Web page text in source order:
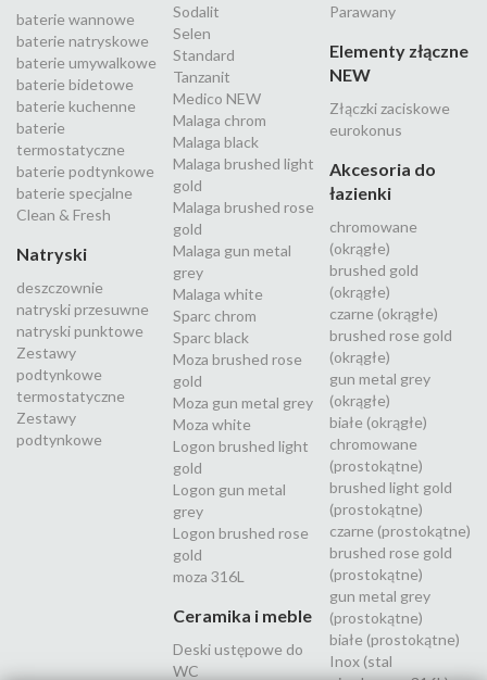
baterie wannowe
baterie natryskowe
baterie umywalkowe
baterie bidetowe
baterie kuchenne
baterie
termostatyczne
baterie podtynkowe
baterie specjalne
Clean & Fresh
Natryski
deszczownie
natryski przesuwne
natryski punktowe
Zestawy
podtynkowe
termostatyczne
Zestawy
podtynkowe
Sodalit
Selen
Standard
Tanzanit
Medico NEW
Malaga chrom
Malaga black
Malaga brushed light
gold
Malaga brushed rose
gold
Malaga gun metal
grey
Malaga white
Sparc chrom
Sparc black
Moza brushed rose
gold
Moza gun metal grey
Moza white
Logon brushed light
gold
Logon gun metal
grey
Logon brushed rose
gold
moza 316L
Ceramika i meble
Deski ustępowe do
WC
Parawany
Elementy złączne
NEW
Złączki zaciskowe
eurokonus
Akcesoria do
łazienki
chromowane
(okrągłe)
brushed gold
(okrągłe)
czarne (okrągłe)
brushed rose gold
(okrągłe)
gun metal grey
(okrągłe)
białe (okrągłe)
chromowane
(prostokątne)
brushed light gold
(prostokątne)
czarne (prostokątne)
brushed rose gold
(prostokątne)
gun metal grey
(prostokątne)
białe (prostokątne)
Inox (stal